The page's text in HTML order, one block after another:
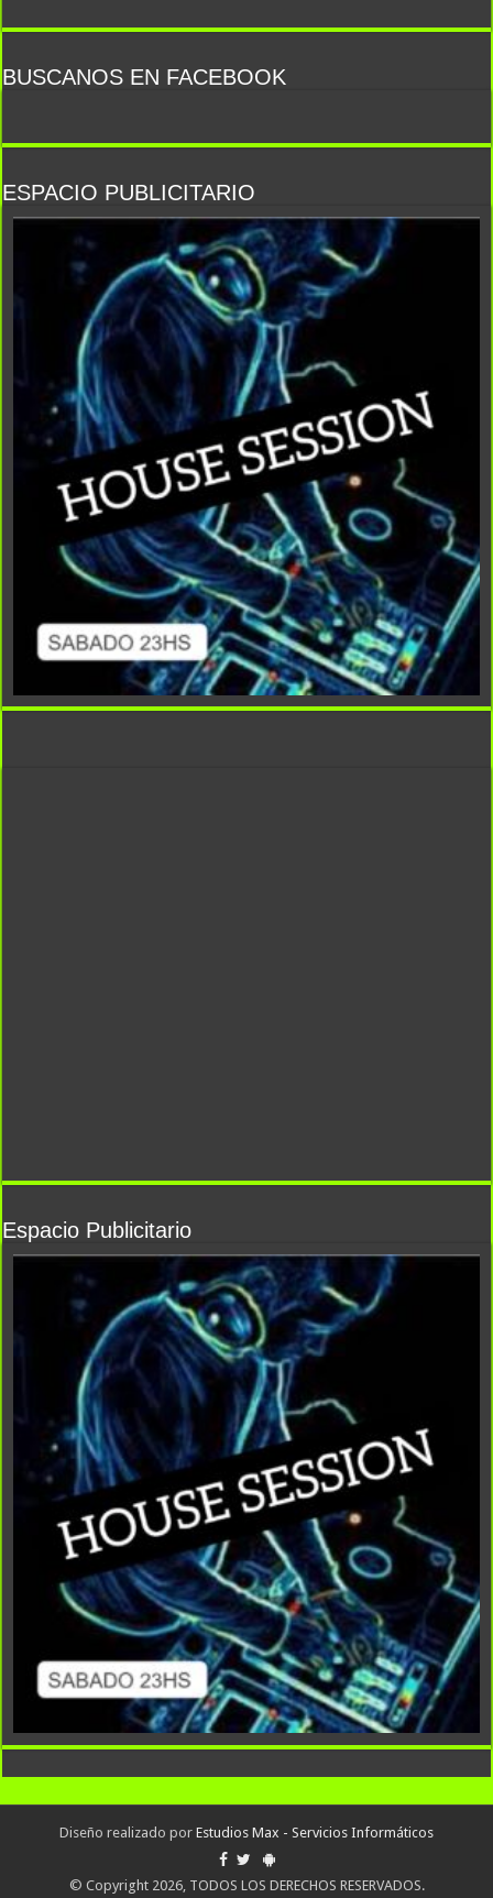
BUSCANOS EN FACEBOOK
ESPACIO PUBLICITARIO
Espacio Publicitario
Diseño realizado por Estudios Max - Servicios Informáticos
© Copyright 2026, TODOS LOS DERECHOS RESERVADOS.